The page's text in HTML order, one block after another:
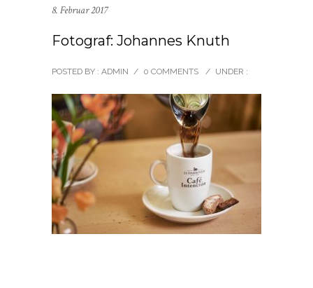
8. Februar 2017
Fotograf: Johannes Knuth
POSTED BY : ADMIN / 0 COMMENTS / UNDER :